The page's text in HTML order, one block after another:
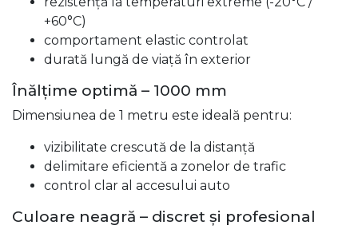
+60°C)
comportament elastic controlat
durată lungă de viață în exterior
Înălțime optimă – 1000 mm
Dimensiunea de 1 metru este ideală pentru:
vizibilitate crescută de la distanță
delimitare eficientă a zonelor de trafic
control clar al accesului auto
Culoare neagră – discret și profesional